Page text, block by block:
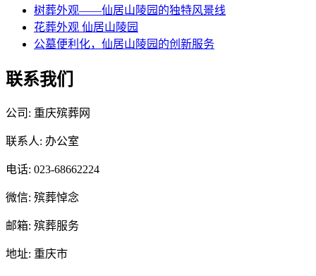
树葬外观——仙居山陵园的独特风景线
花葬外观 仙居山陵园
公墓便利化，仙居山陵园的创新服务
联系我们
公司: 重庆殡葬网
联系人: 办公室
电话: 023-68662224
微信: 殡葬悼念
邮箱: 殡葬服务
地址: 重庆市